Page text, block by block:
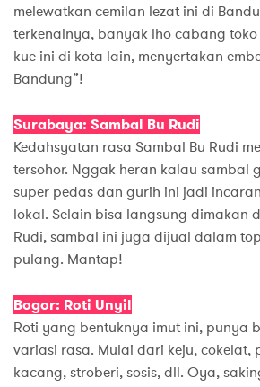
melewatkan cemilan lezat ini di
terkenalnya, banyak lho cabang
kue ini di kota lain, menyertakan
Bandung”!
Surabaya: Sambal Bu Rudi
Kedahsyatan rasa Sambal Bu Rudi
tersohor. Nggak heran kalau sambal
super pedas dan gurih ini jadi
lokal. Selain bisa langsung dimakan
Rudi, sambal ini juga dijual dalam
pulang. Mantap!
Bogor: Roti Unyil
Roti yang bentuknya imut ini, punya
variasi rasa. Mulai dari keju, cokelat,
kacang, stroberi, sosis, dll. Oya,